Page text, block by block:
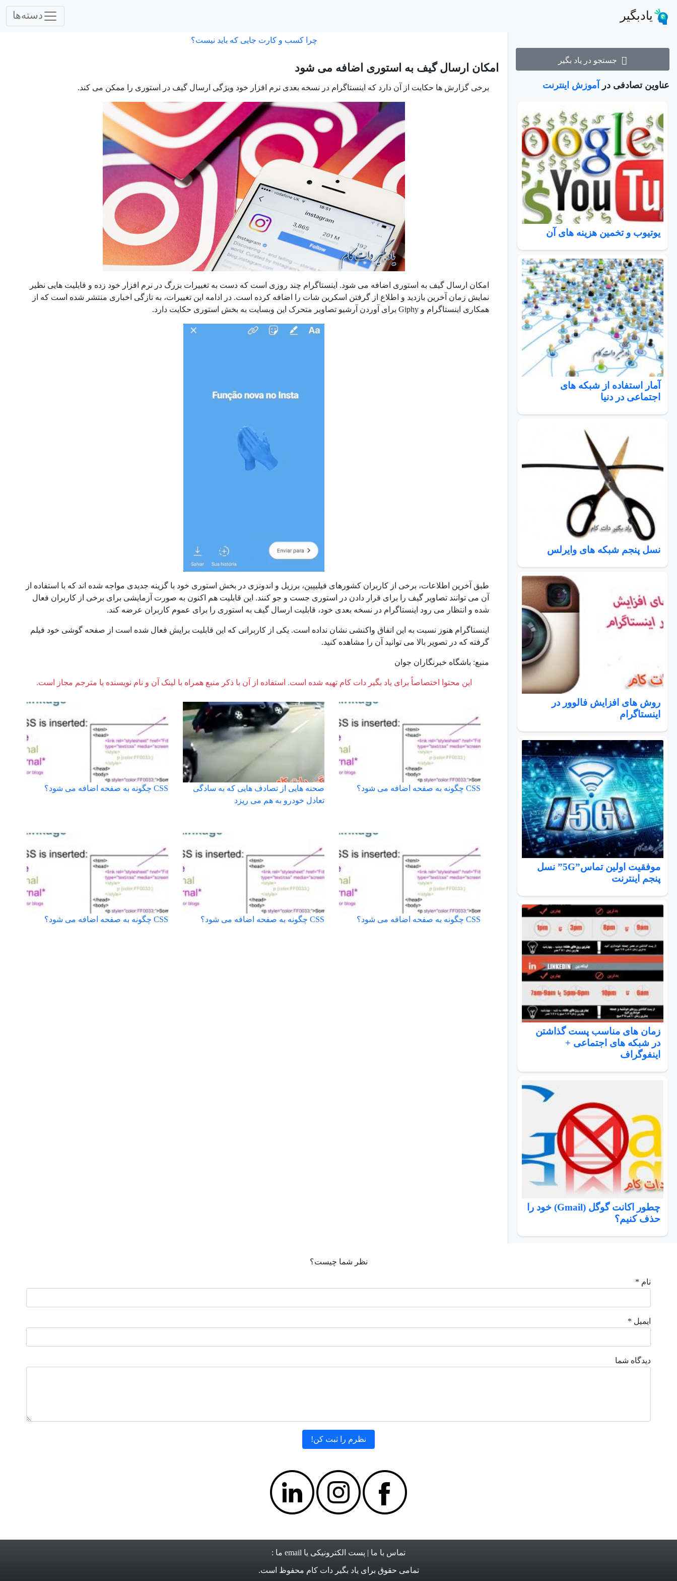
یادبگیر دسته‌ها
جستجو در یاد بگیر
عناوین تصادفی در آموزش اینترنت
یوتیوب و تخمین هزینه های آن
آمار استفاده از شبکه های
اجتماعی در دنیا
نسل پنجم شبکه های وایرلس
روش های افزایش فالوور در
اینستاگرام
موفقیت اولین تماس”5G” نسل
پنجم اینترنت
زمان های مناسب پست گذاشتن
در شبکه های اجتماعی +
اینفوگراف
چطور اکانت گوگل (Gmail) خود را
حذف کنیم؟
چرا کسب و کارت جایی که باید نیست؟
امکان ارسال گیف به استوری اضافه می شود
برخی گزارش ها حکایت از آن دارد که اینستاگرام در نسخه بعدی نرم افزار خود ویژگی ارسال گیف در استوری را ممکن می کند.
امکان ارسال گیف به استوری اضافه می شود. اینستاگرام چند روزی است که دست به تغییرات بزرگ در نرم افزار خود زده و قابلیت هایی نظیر
نمایش زمان آخرین بازدید و اطلاع از گرفتن اسکرین شات را اضافه کرده است. در ادامه این تغییرات، به تازگی اخباری منتشر شده است که از
همکاری اینستاگرام و Giphy برای آوردن آرشیو تصاویر متحرک این وبسایت به بخش استوری حکایت دارد.
طبق آخرین اطلاعات، برخی از کاربران کشورهای فیلیپین، برزیل و اندونزی در بخش استوری خود با گزینه جدیدی مواجه شده اند که با استفاده از
آن می توانند تصاویر گیف را برای قرار دادن در استوری جست و جو کنند. این قابلیت هم اکنون به صورت آزمایشی برای برخی از کاربران فعال
شده و انتظار می رود اینستاگرام در نسخه بعدی خود، قابلیت ارسال گیف به استوری را برای عموم کاربران عرضه کند.
اینستاگرام هنوز نسبت به این اتفاق واکنشی نشان نداده است. یکی از کاربرانی که این قابلیت برایش فعال شده است از صفحه گوشی خود فیلم
گرفته که در تصویر بالا می توانید آن را مشاهده کنید.
منبع: باشگاه خبرنگاران جوان
این محتوا اختصاصاً برای یاد بگیر دات کام تهیه شده است. استفاده از آن با ذکر منبع همراه با لینک آن و نام نویسنده یا مترجم مجاز است.
CSS چگونه به صفحه اضافه می شود؟
صحنه هایی از تصادف هایی که به سادگی
تعادل خودرو به هم می ریزد
CSS چگونه به صفحه اضافه می شود؟
CSS چگونه به صفحه اضافه می شود؟ CSS چگونه به صفحه اضافه می شود؟ CSS چگونه به صفحه اضافه می شود؟
نظر شما چیست؟
نام *
ایمیل *
دیدگاه شما
تماس با ما | پست الکترونیکی یا email ما :
تمامی حقوق برای یاد بگیر دات کام محفوظ است.